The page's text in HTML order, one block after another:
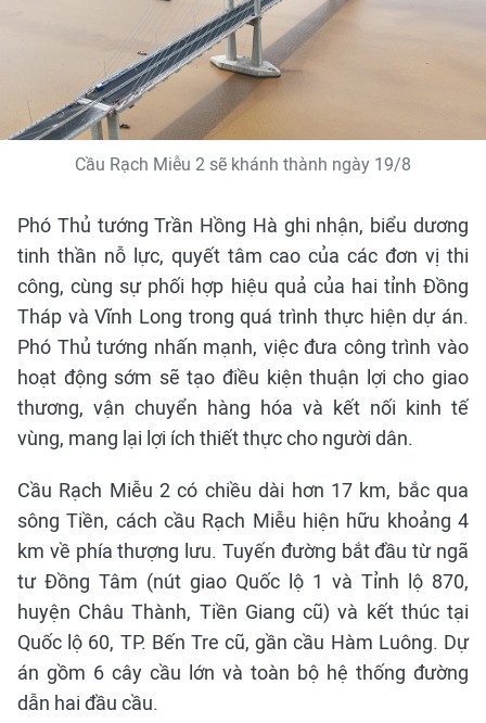
Cầu Rạch Miễu 2 sẽ khánh thành ngày 19/8
Phó Thủ tướng Trần Hồng Hà ghi nhận, biểu dương
tinh thần nỗ lực, quyết tâm cao của các đơn vị thi
công, cùng sự phối hợp hiệu quả của hai tỉnh Đồng
Tháp và Vĩnh Long trong quá trình thực hiện dự án.
Phó Thủ tướng nhấn mạnh, việc đưa công trình vào
hoạt động sớm sẽ tạo điều kiện thuận lợi cho giao
thương, vận chuyển hàng hóa và kết nối kinh tế
vùng, mang lại lợi ích thiết thực cho người dân.
Cầu Rạch Miễu 2 có chiều dài hơn 17 km, bắc qua
sông Tiền, cách cầu Rạch Miễu hiện hữu khoảng 4
km về phía thượng lưu. Tuyến đường bắt đầu từ ngã
tư Đồng Tâm (nút giao Quốc lộ 1 và Tỉnh lộ 870,
huyện Châu Thành, Tiền Giang cũ) và kết thúc tại
Quốc lộ 60, TP. Bến Tre cũ, gần cầu Hàm Luông. Dự
án gồm 6 cây cầu lớn và toàn bộ hệ thống đường
dẫn hai đầu cầu.